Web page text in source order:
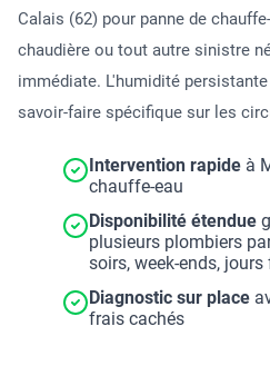
Calais (62) pour panne de
chaudière ou tout autre sinistre
immédiate. L'humidité
savoir-faire spécifique sur les
Intervention rapide à
chauffe-eau
Disponibilité étendue
plusieurs plombiers
soirs, week-ends,
Diagnostic sur place
frais cachés